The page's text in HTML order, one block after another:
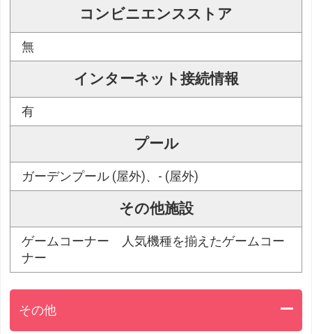
コンビニエンスストア
無
インターネット接続情報
有
プール
ガーデンプール (屋外)、- (屋外)
その他施設
ゲームコーナー 人気機種を揃えたゲームコー
ナー
その他